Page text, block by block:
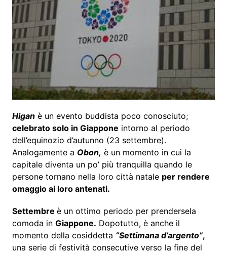
Higanè un evento buddista poco conosciuto;
celebrato solo in Giappone intorno al periodo
dell’equinozio d’autunno (23 settembre).
Analogamente a Obon, è un momento in cui la
capitale diventa un po’ più tranquilla quando le
persone tornano nella loro città natale per rendere
omaggio ai loro antenati.
Settembre è un ottimo periodo per prendersela
comoda in Giappone. Dopotutto, è anche il
momento della cosiddetta “Settimana d’argento”,
una serie di festività consecutive verso la fine del